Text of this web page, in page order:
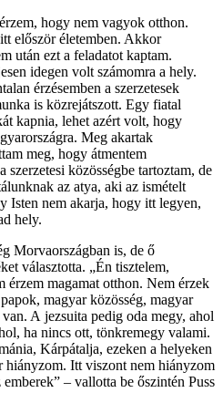
hogy nem vagyok otthon.
először életemben. Akkor
után ezt a feladatot kaptam.
idegen volt számomra a hely.
érzésemben a szerzetesek
is közrejátszott. Egy fiatal
kapnia, lehet azért volt, hogy
Meg akartak
meg, hogy átmentem
szerzetesi közösségbe tartoztam, de
az atya, aki az ismételt
Isten nem akarja, hogy itt legyen,
hely.
Morvaországban is, de ő
választotta. „Én tisztelem,
érzem magamat otthon. Nem érzek
magyar közösség, magyar
A jezsuita pedig oda megy, ahol
ha nincs ott, tönkremegy valami.
Kárpátalja, ezeken a helyeken
hiányzom. Itt viszont nem hiányzom
– vallotta be őszintén Puss